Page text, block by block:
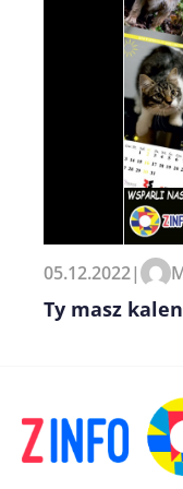
05.12.2022|
Ty masz